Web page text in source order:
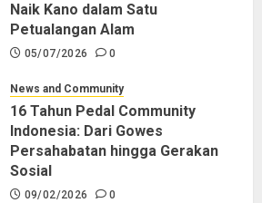
Naik Kano dalam Satu
Petualangan Alam
05/07/2026 0
News and Community
16 Tahun Pedal Community
Indonesia: Dari Gowes
Persahabatan hingga Gerakan
Sosial
09/02/2026 0